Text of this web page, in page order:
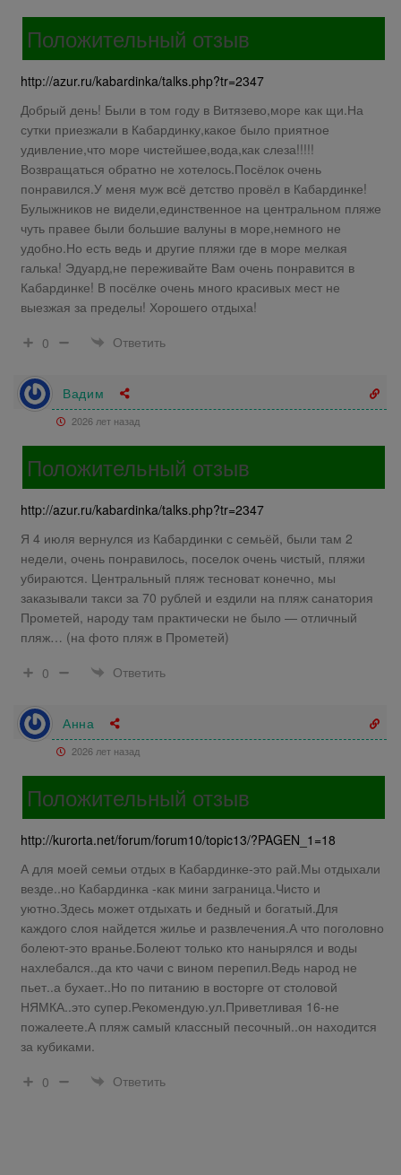
Положительный отзыв
http://azur.ru/kabardinka/talks.php?tr=2347
Добрый день! Были в том году в Витязево,море как щи.На
сутки приезжали в Кабардинку,какое было приятное
удивление,что море чистейшее,вода,как слеза!!!!!
Возвращаться обратно не хотелось.Посёлок очень
понравился.У меня муж всё детство провёл в Кабардинке!
Булыжников не видели,единственное на центральном пляже
чуть правее были большие валуны в море,немного не
удобно.Но есть ведь и другие пляжи где в море мелкая
галька! Эдуард,не переживайте Вам очень понравится в
Кабардинке! В посёлке очень много красивых мест не
выезжая за пределы! Хорошего отдыха!
0
Ответить
Вадим
2026 лет назад
Положительный отзыв
http://azur.ru/kabardinka/talks.php?tr=2347
Я 4 июля вернулся из Кабардинки с семьёй, были там 2
недели, очень понравилось, поселок очень чистый, пляжи
убираются. Центральный пляж тесноват конечно, мы
заказывали такси за 70 рублей и ездили на пляж санатория
Прометей, народу там практически не было — отличный
пляж… (на фото пляж в Прометей)
0
Ответить
Анна
2026 лет назад
Положительный отзыв
http://kurorta.net/forum/forum10/topic13/?PAGEN_1=18
А для моей семьи отдых в Кабардинке-это рай.Мы отдыхали
везде..но Кабардинка -как мини заграница.Чисто и
уютно.Здесь может отдыхать и бедный и богатый.Для
каждого слоя найдется жилье и развлечения.А что поголовно
болеют-это вранье.Болеют только кто нанырялся и воды
нахлебался..да кто чачи с вином перепил.Ведь народ не
пьет..а бухает..Но по питанию в восторге от столовой
НЯМКА..это супер.Рекомендую.ул.Приветливая 16-не
пожалеете.А пляж самый классный песочный..он находится
за кубиками.
0
Ответить